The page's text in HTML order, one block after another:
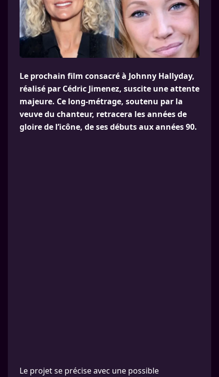
Le prochain film consacré à Johnny Hallyday,
réalisé par Cédric Jimenez, suscite une attente
majeure. Ce long-métrage, soutenu par la
veuve du chanteur, retracera les années de
gloire de l’icône, de ses débuts aux années 90.
Le projet se précise avec une possible